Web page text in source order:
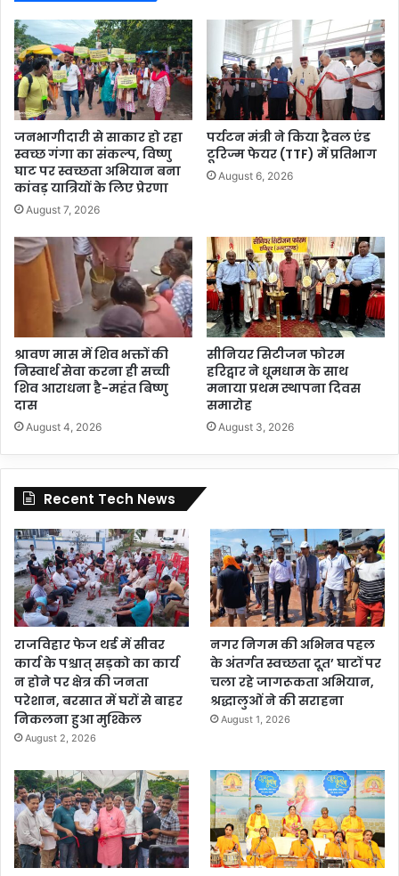
जनभागीदारी से साकार हो रहा
स्वच्छ गंगा का संकल्प, विष्णु
घाट पर स्वच्छता अभियान बना
कांवड़ यात्रियों के लिए प्रेरणा
August 7, 2026
पर्यटन मंत्री ने किया ट्रैवल एंड
टूरिज्म फेयर (TTF) में प्रतिभाग
August 6, 2026
श्रावण मास में शिव भक्तों की
निस्वार्थ सेवा करना ही सच्ची
शिव आराधना है-महंत बिष्णु
दास
August 4, 2026
सीनियर सिटीजन फोरम
हरिद्वार ने धूमधाम के साथ
मनाया प्रथम स्थापना दिवस
समारोह
August 3, 2026
Recent Tech News
राजविहार फेज थर्ड में सीवर
कार्य के पश्चात् सड़को का कार्य
न होने पर क्षेत्र की जनता
परेशान, बरसात में घरों से बाहर
निकलना हुआ मुश्किल
August 2, 2026
नगर निगम की अभिनव पहल
के अंतर्गत स्वच्छता दूत’ घाटों पर
चला रहे जागरूकता अभियान,
श्रद्धालुओं ने की सराहना
August 1, 2026